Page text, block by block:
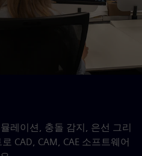
레이션, 충돌 감지, 은선 그리
CAD, CAM, CAE 소프트웨어